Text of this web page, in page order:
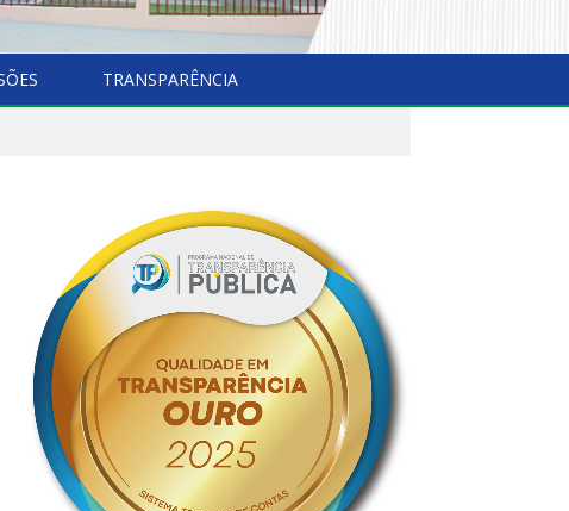
TRANSPARÊNCIA